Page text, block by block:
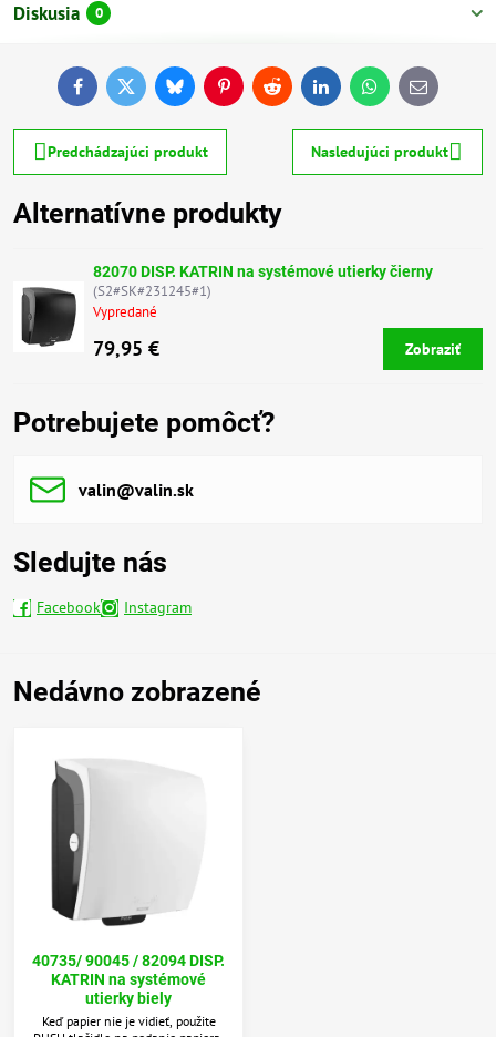
Diskusia 0
FacebookTwitterBlueskyPinterestReddit LinkedInWhatsApp
E-
mail
Predchádzajúci produkt Nasledujúci produkt
Alternatívne produkty
82070 DISP. KATRIN na systémové utierky čierny
(S2#SK#231245#1)
Vypredané
79,95 € Zobraziť
Potrebujete pomôcť?
valin​@valin​.sk
Sledujte nás
Facebook Instagram
Nedávno zobrazené
40735/ 90045 / 82094 DISP.
KATRIN na systémové
utierky biely
Keď papier nie je vidieť, použite